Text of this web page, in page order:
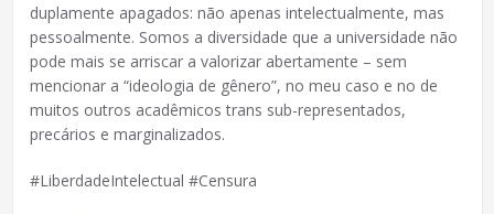
duplamente apagados: não apenas intelectualmente, mas
pessoalmente. Somos a diversidade que a universidade não
pode mais se arriscar a valorizar abertamente – sem
mencionar a “ideologia de gênero”, no meu caso e no de
muitos outros acadêmicos trans sub-representados,
precários e marginalizados.
#LiberdadeIntelectual #Censura